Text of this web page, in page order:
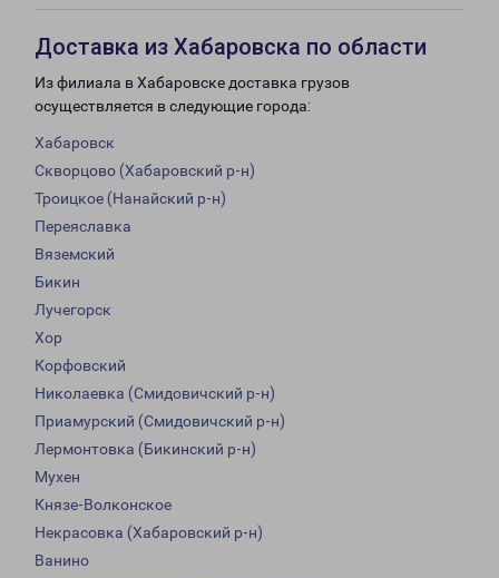
Доставка из Хабаровска по области
Из филиала в Хабаровске доставка грузов
осуществляется в следующие города:
Хабаровск
Скворцово (Хабаровский р-н)
Троицкое (Нанайский р-н)
Переяславка
Вяземский
Бикин
Лучегорск
Хор
Корфовский
Николаевка (Смидовичский р-н)
Приамурский (Смидовичский р-н)
Лермонтовка (Бикинский р-н)
Мухен
Князе-Волконское
Некрасовка (Хабаровский р-н)
Ванино